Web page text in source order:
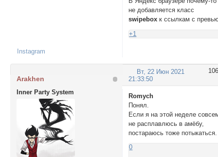
не добавляется класс
swipebox к ссылкам с
+1
Instagram
106
Вт, 22 Июн 2021
21:33:50
Arakhen
Inner Party System
Romych
Понял.
Если я на этой неделе
не расплавлюсь в амёбу,
постараюсь тоже потыкаться.
0